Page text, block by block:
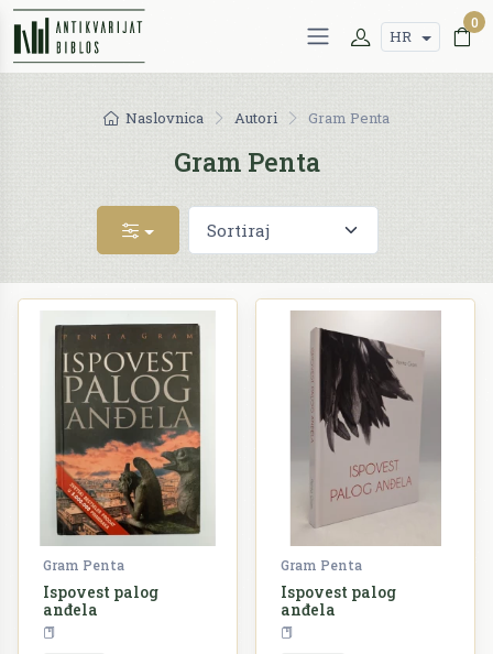
HR
0
Naslovnica Autori Gram Penta
Gram Penta
Gram Penta
Ispovest palog
anđela
Gram Penta
Ispovest palog
anđela